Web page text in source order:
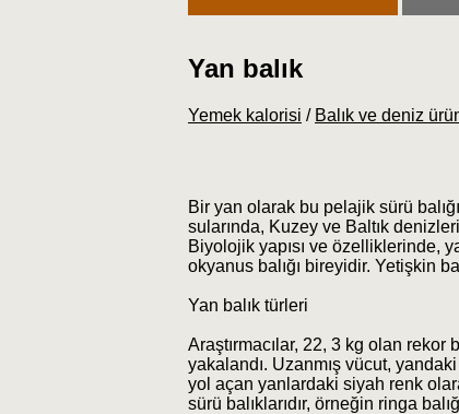
Yan balık
Yemek kalorisi / Balık ve deniz
Bir yan olarak bu pelajik sürü
sularında, Kuzey ve Baltık
Biyolojik yapısı ve özelliklerinde,
okyanus balığı bireyidir. Yetişkin
Yan balık türleri
Araştırmacılar, 22, 3 kg olan rekor
yakalandı. Uzanmış vücut,
yol açan yanlardaki siyah renk
sürü balıklarıdır, örneğin ringa